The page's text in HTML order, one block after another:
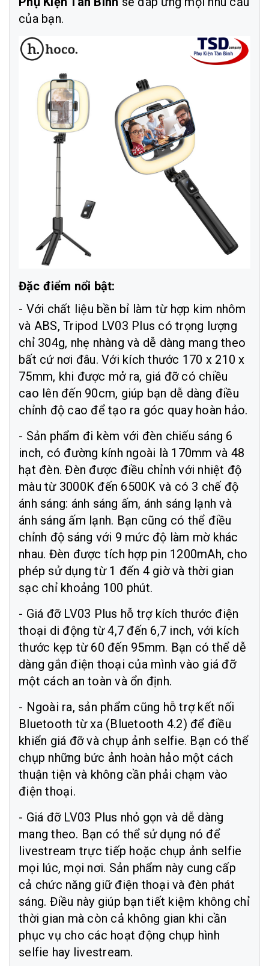
của bạn.
Đặc điểm nổi bật:
- Với chất liệu bền bỉ làm từ hợp kim nhôm
và ABS, Tripod LV03 Plus có trọng lượng
chỉ 304g, nhẹ nhàng và dễ dàng mang theo
bất cứ nơi đâu. Với kích thước 170 x 210 x
75mm, khi được mở ra, giá đỡ có chiều
cao lên đến 90cm, giúp bạn dễ dàng điều
chỉnh độ cao để tạo ra góc quay hoàn hảo.
- Sản phẩm đi kèm với đèn chiếu sáng 6
inch, có đường kính ngoài là 170mm và 48
hạt đèn. Đèn được điều chỉnh với nhiệt độ
màu từ 3000K đến 6500K và có 3 chế độ
ánh sáng: ánh sáng ấm, ánh sáng lạnh và
ánh sáng ấm lạnh. Bạn cũng có thể điều
chỉnh độ sáng với 9 mức độ làm mờ khác
nhau. Đèn được tích hợp pin 1200mAh, cho
phép sử dụng từ 1 đến 4 giờ và thời gian
sạc chỉ khoảng 100 phút.
- Giá đỡ LV03 Plus hỗ trợ kích thước điện
thoại di động từ 4,7 đến 6,7 inch, với kích
thước kẹp từ 60 đến 95mm. Bạn có thể dễ
dàng gắn điện thoại của mình vào giá đỡ
một cách an toàn và ổn định.
- Ngoài ra, sản phẩm cũng hỗ trợ kết nối
Bluetooth từ xa (Bluetooth 4.2) để điều
khiển giá đỡ và chụp ảnh selfie. Bạn có thể
chụp những bức ảnh hoàn hảo một cách
thuận tiện và không cần phải chạm vào
điện thoại.
- Giá đỡ LV03 Plus nhỏ gọn và dễ dàng
mang theo. Bạn có thể sử dụng nó để
livestream trực tiếp hoặc chụp ảnh selfie
mọi lúc, mọi nơi. Sản phẩm này cung cấp
cả chức năng giữ điện thoại và đèn phát
sáng. Điều này giúp bạn tiết kiệm không chỉ
thời gian mà còn cả không gian khi cần
phục vụ cho các hoạt động chụp hình
selfie hay livestream.